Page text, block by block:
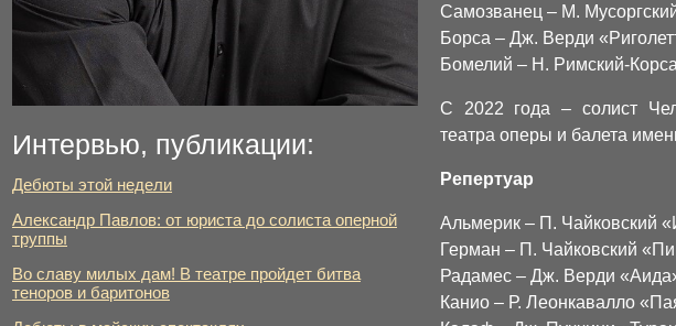
Интервью, публикации:
Дебюты этой недели
Александр Павлов: от юриста до солиста оперной
труппы
Во славу милых дам! В театре пройдет битва
теноров и баритонов
Самозванец – М.
Борса – Дж. Верди
Бомелий – Н. Римский-
С 2022 года – солист
театра оперы и балета
Репертуар
Альмерик – П. Чайковский
Герман – П. Чайковский
Радамес – Дж. Верди
Канио – Р. Леонкавалло